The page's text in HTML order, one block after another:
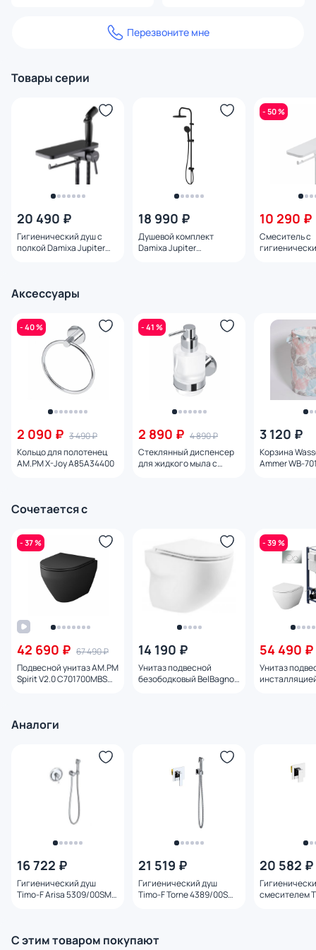
Перезвоните мне
Товары серии
20 490 ₽
Гигиенический душ с
полкой Damixa Jupiter
18 990 ₽
Душевой комплект
Damixa Jupiter
- 50 %
10 290 ₽
Cмеситель с
Аксессуары
- 40 %
2 090 ₽ 3 490 ₽
Кольцо для полотенец
AM.PM X-Joy A85A34400
- 41 %
2 890 ₽ 4 890 ₽
Стеклянный диспенсер
для жидкого мыла с
3 120 ₽
Корзина
Ammer WB-
Сочетается с
- 37 %
42 690 ₽ 67 490 ₽
Подвесной унитаз AM.PM
Spirit V2.0 C701700MBSC
14 190 ₽
Унитаз подвесной
безободковый BelBagno
- 39 %
54 490 ₽
Унитаз
Аналоги
16 722 ₽
Гигиенический душ
Timo-F Arisa 5309/00SM
21 519 ₽
Гигиенический душ
Timo-F Torne 4389/00SM
20 582 ₽
смесителем
С этим товаром покупают